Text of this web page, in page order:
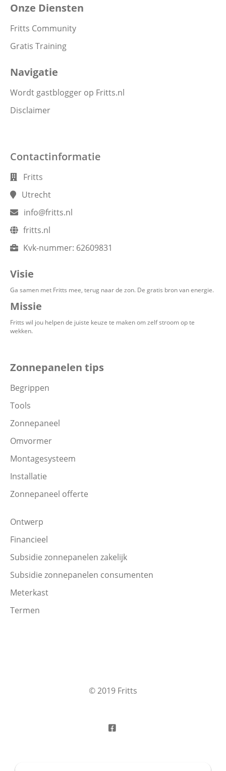
Onze Diensten
Fritts Community
Gratis Training
Navigatie
Wordt gastblogger op Fritts.nl
Disclaimer
Contactinformatie
Fritts
Utrecht
info@fritts.nl
fritts.nl
Kvk-nummer: 62609831
Visie
Ga samen met Fritts mee, terug naar de zon. De gratis bron van energie.
Missie
Fritts wil jou helpen de juiste keuze te maken om zelf stroom op te
wekken.
Zonnepanelen tips
Begrippen
Tools
Zonnepaneel
Omvormer
Montagesysteem
Installatie
Zonnepaneel offerte
Ontwerp
Financieel
Subsidie zonnepanelen zakelijk
Subsidie zonnepanelen consumenten
Meterkast
Termen
© 2019 Fritts